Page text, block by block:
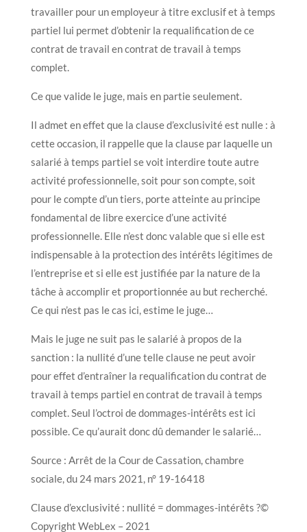
travailler pour un employeur à titre exclusif et à temps
partiel lui permet d’obtenir la requalification de ce
contrat de travail en contrat de travail à temps
complet.
Ce que valide le juge, mais en partie seulement.
Il admet en effet que la clause d’exclusivité est nulle : à
cette occasion, il rappelle que la clause par laquelle un
salarié à temps partiel se voit interdire toute autre
activité professionnelle, soit pour son compte, soit
pour le compte d’un tiers, porte atteinte au principe
fondamental de libre exercice d’une activité
professionnelle. Elle n’est donc valable que si elle est
indispensable à la protection des intérêts légitimes de
l’entreprise et si elle est justifiée par la nature de la
tâche à accomplir et proportionnée au but recherché.
Ce qui n’est pas le cas ici, estime le juge…
Mais le juge ne suit pas le salarié à propos de la
sanction : la nullité d’une telle clause ne peut avoir
pour effet d’entraîner la requalification du contrat de
travail à temps partiel en contrat de travail à temps
complet. Seul l’octroi de dommages-intérêts est ici
possible. Ce qu’aurait donc dû demander le salarié…
Source : Arrêt de la Cour de Cassation, chambre
sociale, du 24 mars 2021, n° 19-16418
Clause d’exclusivité : nullité = dommages-intérêts ?©
Copyright WebLex – 2021